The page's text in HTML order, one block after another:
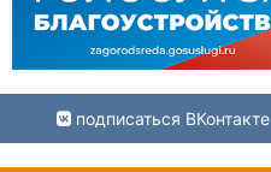
подписаться ВКонтакте